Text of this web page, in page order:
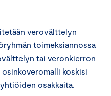
verovälttelyn
toimeksiannossa
tai veronkierron
koskisi
osakkaita.